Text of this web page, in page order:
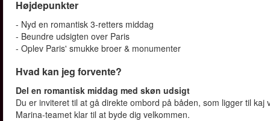
Højdepunkter
- Nyd en romantisk 3-retters middag
- Beundre udsigten over Paris
- Oplev Paris' smukke broer & monumenter
Hvad kan jeg forvente?
Del en romantisk middag med skøn udsigt
Du er inviteret til at gå direkte ombord på båden, som ligger til
Marina-teamet klar til at byde dig velkommen.